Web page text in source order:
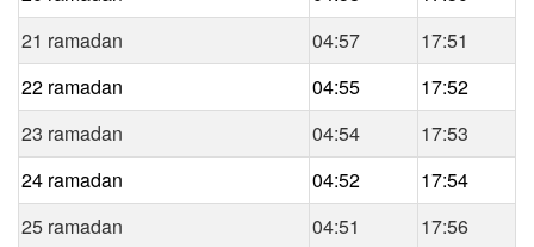
21 ramadan
04:57
17:51
22 ramadan
04:55
17:52
23 ramadan
04:54
17:53
24 ramadan
04:52
17:54
25 ramadan
04:51
17:56